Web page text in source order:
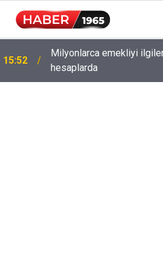
15:52
Milyonlarca emekliyi
hesaplarda